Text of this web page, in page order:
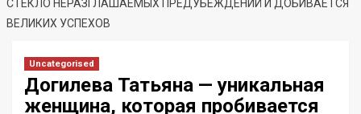
СТЕКЛО НЕРАЗГЛАШАЕМЫХ ПРЕДУБЕЖДЕНИЙ И ДОБИВАЕТСЯ
ВЕЛИКИХ УСПЕХОВ
Uncategorised
Догилева Татьяна — уникальная
женщина, которая пробивается